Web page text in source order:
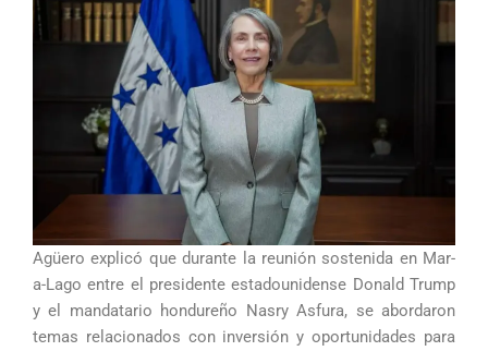
Agüero explicó que durante la reunión sostenida en Mar-
a-Lago entre el presidente estadounidense Donald Trump
y el mandatario hondureño Nasry Asfura, se abordaron
temas relacionados con inversión y oportunidades para